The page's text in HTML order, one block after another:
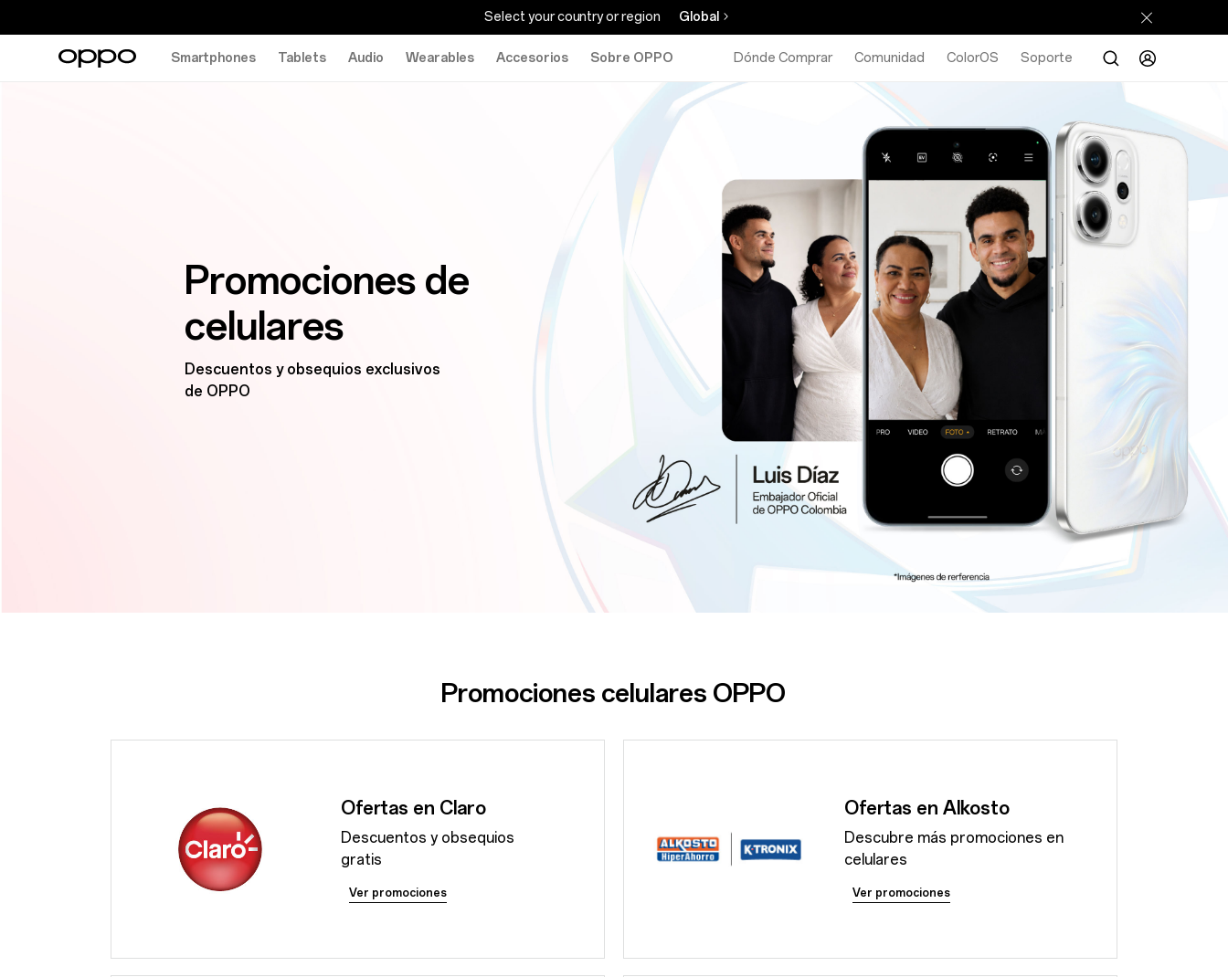
Select your country or region Global
Smartphones Tablets Audio Wearables Accesorios Sobre OPPO Dónde Comprar Comunidad ColorOS Soporte
Promociones de
celulares
Descuentos y obsequios exclusivos
de OPPO
Promociones celulares OPPO
Ofertas en Claro
Descuentos y obsequios
gratis
Ver promociones
Ofertas en Alkosto
Descubre más promociones en
celulares
Ver promociones